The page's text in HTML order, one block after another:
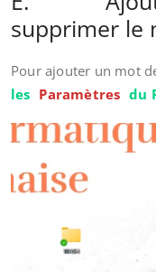
supprimer le
Pour ajouter un mot
les Paramètres du